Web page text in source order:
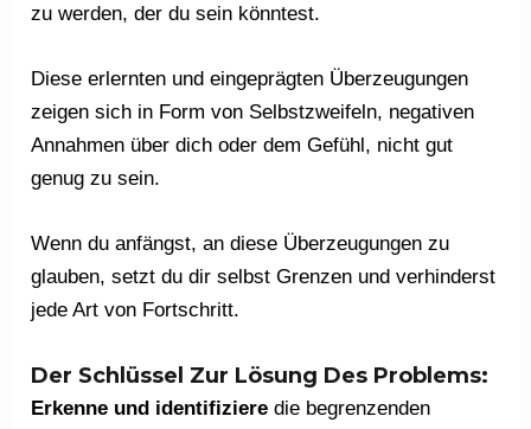
zu werden, der du sein könntest.
Diese erlernten und eingeprägten Überzeugungen
zeigen sich in Form von Selbstzweifeln, negativen
Annahmen über dich oder dem Gefühl, nicht gut
genug zu sein.
Wenn du anfängst, an diese Überzeugungen zu
glauben, setzt du dir selbst Grenzen und verhinderst
jede Art von Fortschritt.
Der Schlüssel Zur Lösung Des Problems:
Erkenne und identifiziere die begrenzenden